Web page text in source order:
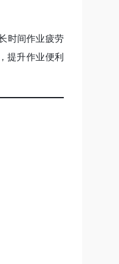
时间作业疲劳
提升作业便利